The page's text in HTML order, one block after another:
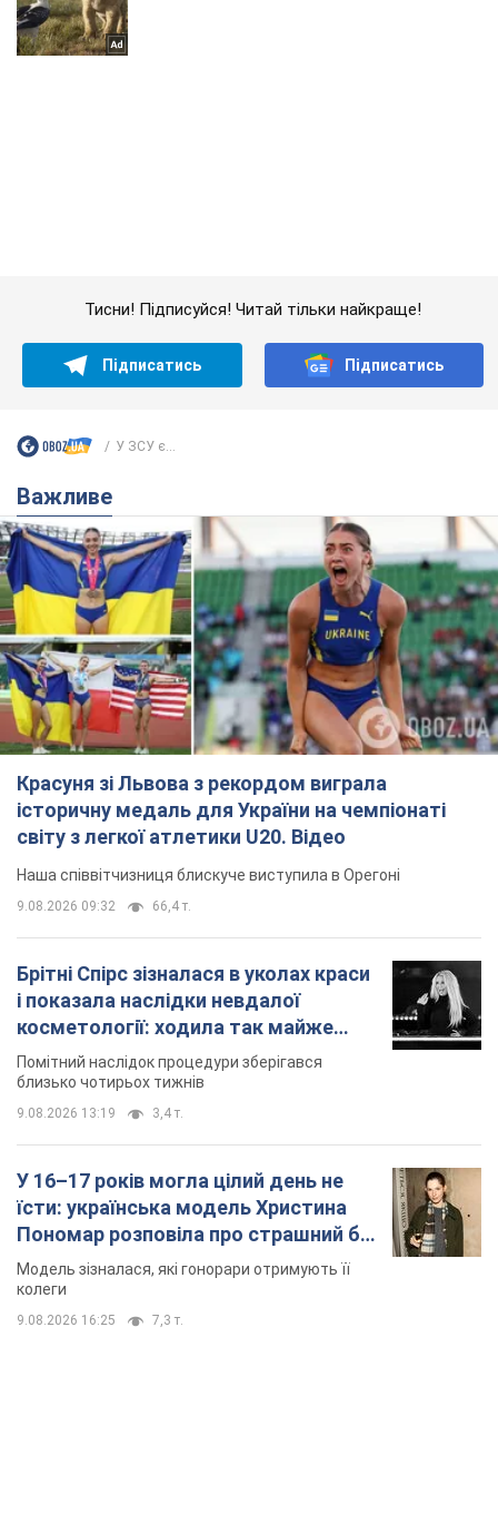
Красуня зі Львова з рекордом виграла
історичну медаль для України на чемпіонаті
світу з легкої атлетики U20. Відео
Наша співвітчизниця блискуче виступила в Орегоні
9.08.2026 09:32 66,4 т.
Брітні Спірс зізналася в уколах краси
і показала наслідки невдалої
косметології: ходила так майже
місяць
Помітний наслідок процедури зберігався
їсти: українська модель Христина
Пономар розповіла про страшний бік
модельної кар’єри
колеги